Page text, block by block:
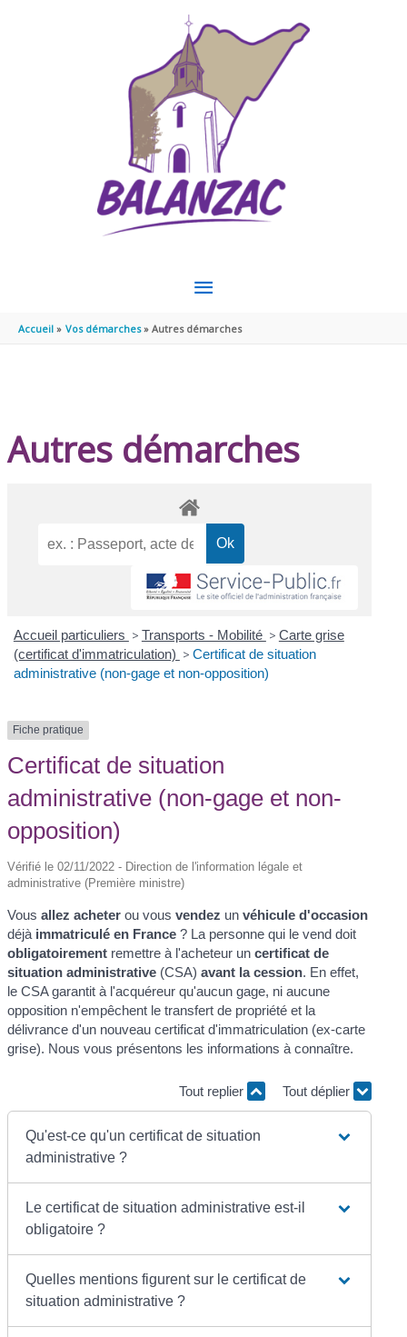
MENU
PRINCIPAL
Accueil Vos démarches Autres démarches
Autres démarches
Accueil particuliers > Transports - Mobilité > Carte grise
(certificat d'immatriculation) > Certificat de situation
administrative (non-gage et non-opposition)
Fiche pratique
Certificat de situation
administrative (non-gage et non-
opposition)
Vérifié le 02/11/2022 - Direction de l'information légale et
administrative (Première ministre)
Vousallez acheter ou vousvendez unvéhicule d'occasion
déjà immatriculé en France ? La personne qui le vend doit
obligatoirement remettre à l'acheteur uncertificat de
situation administrative (CSA)avant la cession. En effet,
le CSA garantit à l'acquéreur qu'aucun gage, ni aucune
opposition n'empêchent le transfert de propriété et la
délivrance d'un nouveau certificat d'immatriculation (ex-carte
grise). Nous vous présentons les informations à connaître.
Tout replier Tout déplier
Qu'est-ce qu'un certificat de situation
administrative ?
Le certificat de situation administrative est-il
obligatoire ?
Quelles mentions figurent sur le certificat de
situation administrative ?